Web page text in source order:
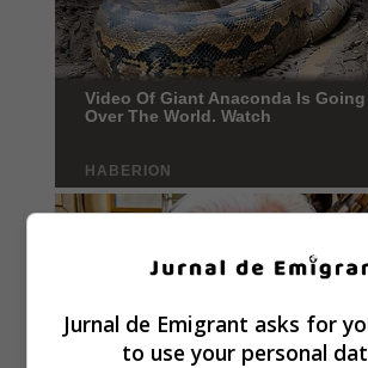
Jurnal de Emigrant asks for
to use your personal